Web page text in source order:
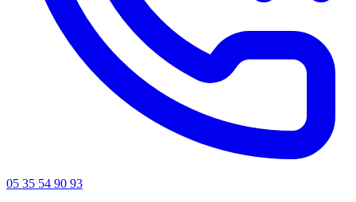
05 35 54 90 93